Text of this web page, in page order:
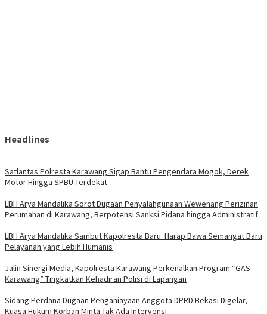
Headlines
Satlantas Polresta Karawang Sigap Bantu Pengendara Mogok, Derek
Motor Hingga SPBU Terdekat
LBH Arya Mandalika Sorot Dugaan Penyalahgunaan Wewenang Perizinan
Perumahan di Karawang, Berpotensi Sanksi Pidana hingga Administratif
LBH Arya Mandalika Sambut Kapolresta Baru: Harap Bawa Semangat Baru
Pelayanan yang Lebih Humanis
Jalin Sinergi Media, Kapolresta Karawang Perkenalkan Program “GAS
Karawang” Tingkatkan Kehadiran Polisi di Lapangan
Sidang Perdana Dugaan Penganiayaan Anggota DPRD Bekasi Digelar,
Kuasa Hukum Korban Minta Tak Ada Intervensi